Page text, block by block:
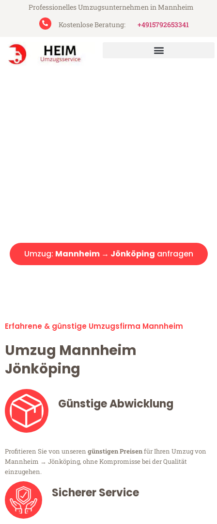
Professionelles Umzugsunternehmen in Mannheim
Kostenlose Beratung:
+4915792653341
Umzug: Mannheim → Jönköping anfragen
Erfahrene & günstige Umzugsfirma Mannheim
Umzug Mannheim
Jönköping
Günstige Abwicklung
Profitieren Sie von unseren günstigen Preisenfür Ihren Umzug von
Mannheim → Jönköping, ohne Kompromisse bei der Qualität
einzugehen.
Sicherer Service